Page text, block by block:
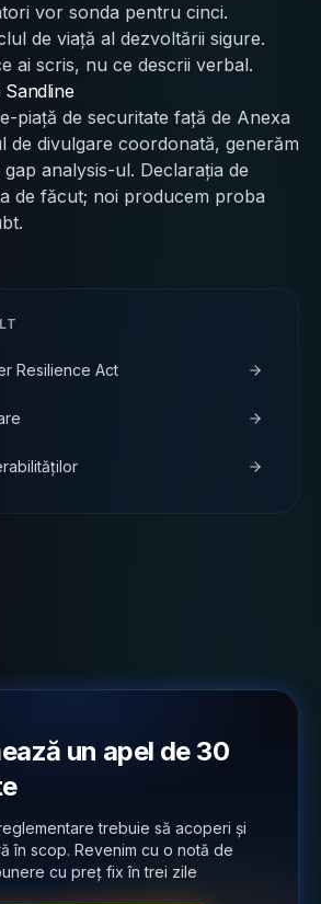
vor sonda pentru cinci.
de viață al dezvoltării sigure.
ai scris, nu ce descrii verbal.
piață de securitate față de Anexa
de divulgare coordonată, generăm
analysis-ul. Declarația de
de făcut; noi producem proba
Resilience Act
un apel de 30
trebuie să acoperi și
în scop. Revenim cu o notă de
cu preț fix în trei zile